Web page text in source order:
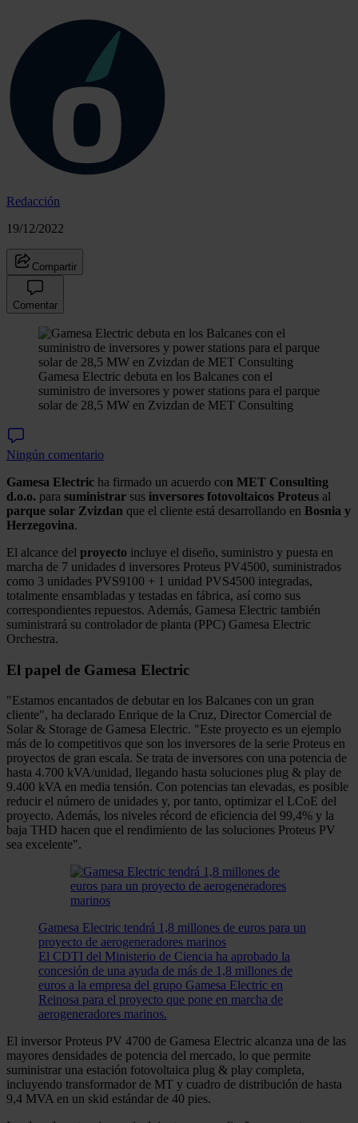
Redacción
19/12/2022
Compartir
Comentar
Gamesa Electric debuta en los Balcanes con el
suministro de inversores y power stations para el parque
solar de 28,5 MW en Zvizdan de MET Consulting
Ningún comentario
Gamesa Electric ha firmado un acuerdo con MET Consulting
d.o.o. para suministrar sus inversores fotovoltaicos Proteus al
parque solar Zvizdan que el cliente está desarrollando en Bosnia y
Herzegovina.
El alcance del proyecto incluye el diseño, suministro y puesta en
marcha de 7 unidades d inversores Proteus PV4500, suministrados
como 3 unidades PVS9100 + 1 unidad PVS4500 integradas,
totalmente ensambladas y testadas en fábrica, así como sus
correspondientes repuestos. Además, Gamesa Electric también
suministrará su controlador de planta (PPC) Gamesa Electric
Orchestra.
El papel de Gamesa Electric
"Estamos encantados de debutar en los Balcanes con un gran
cliente", ha declarado Enrique de la Cruz, Director Comercial de
Solar & Storage de Gamesa Electric. "Este proyecto es un ejemplo
más de lo competitivos que son los inversores de la serie Proteus en
proyectos de gran escala. Se trata de inversores con una potencia de
hasta 4.700 kVA/unidad, llegando hasta soluciones plug & play de
9.400 kVA en media tensión. Con potencias tan elevadas, es posible
reducir el número de unidades y, por tanto, optimizar el LCoE del
proyecto. Además, los niveles récord de eficiencia del 99,4% y la
baja THD hacen que el rendimiento de las soluciones Proteus PV
sea excelente".
Gamesa Electric tendrá 1,8 millones de euros para un
proyecto de aerogeneradores marinos
El CDTI del Ministerio de Ciencia ha aprobado la
concesión de una ayuda de más de 1,8 millones de
euros a la empresa del grupo Gamesa Electric en
Reinosa para el proyecto que pone en marcha de
aerogeneradores marinos.
El inversor Proteus PV 4700 de Gamesa Electric alcanza una de las
mayores densidades de potencia del mercado, lo que permite
suministrar una estación fotovoltaica plug & play completa,
incluyendo transformador de MT y cuadro de distribución de hasta
9,4 MVA en un skid estándar de 40 pies.